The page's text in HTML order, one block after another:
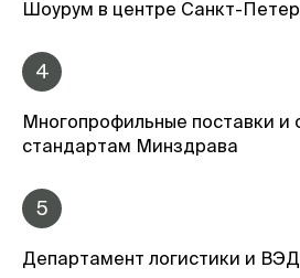
Шоурум в центре Санкт-
4
Многопрофильные поставки и
стандартам Минздрава
5
Департамент логистики и